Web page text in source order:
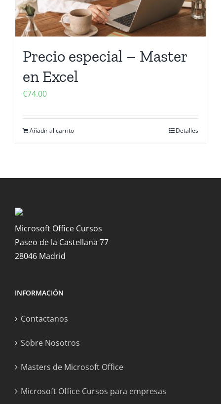
Precio especial – Master
en Excel
€74.00
Añadir al carrito Detalles
Microsoft Office Cursos
Paseo de la Castellana 77
28046 Madrid
INFORMACIÓN
Contactanos
Sobre Nosotros
Masters de Microsoft Office
Microsoft Office Cursos para empresas